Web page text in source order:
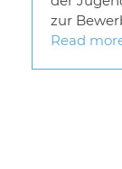
zur
Read